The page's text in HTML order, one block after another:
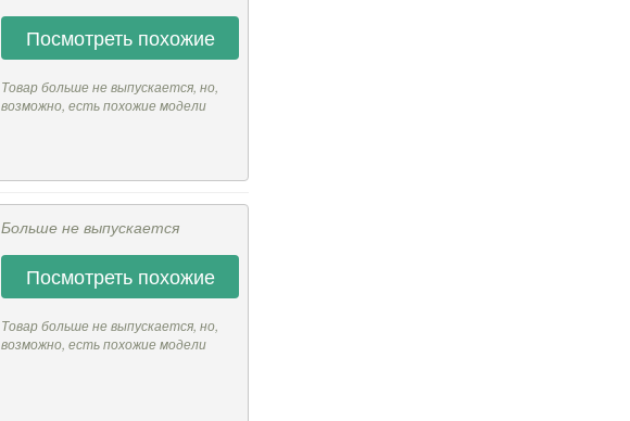
Посмотреть похожие
Товар больше не выпускается, но,
возможно, есть похожие модели
Больше не выпускается
Посмотреть похожие
Товар больше не выпускается, но,
возможно, есть похожие модели